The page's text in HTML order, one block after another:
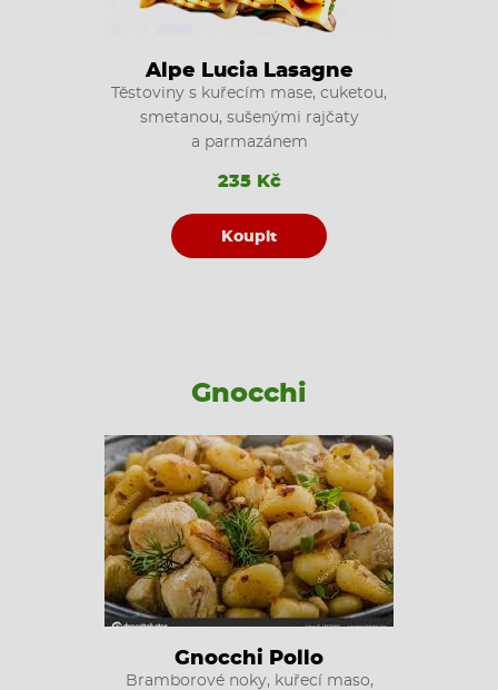
Alpe Lucia Lasagne
Těstoviny s kuřecím mase, cuketou,
smetanou, sušenými rajčaty
a parmazánem
235 Kč
Koupit
Gnocchi
Gnocchi Pollo
Bramborové noky, kuřecí maso,